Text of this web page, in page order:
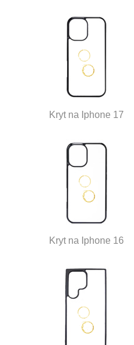
Kryt na Iphone 17
Kryt na Iphone 16